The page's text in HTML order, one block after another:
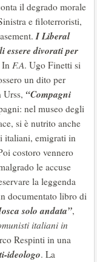
il degrado morale
e filoterroristi,
I Liberal
essere divorati per
In F.A. Ugo Finetti si
un dito per
Urss, “Compagni
nel museo degli
si è nutrito anche
italiani, emigrati in
costoro vennero
le accuse
la leggenda
documentato libro di
solo andata”,
italiani in
Respinti in una
ideologo. La